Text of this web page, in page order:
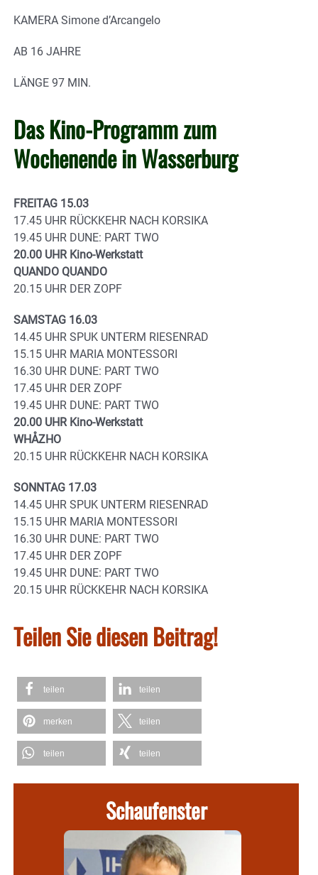
KAMERA Simone d’Arcangelo
AB 16 JAHRE
LÄNGE 97 MIN.
Das Kino-Programm zum
Wochenende in Wasserburg
FREITAG 15.03
17.45 UHR RÜCKKEHR NACH KORSIKA
19.45 UHR DUNE: PART TWO
20.00 UHR Kino-Werkstatt
QUANDO QUANDO
20.15 UHR DER ZOPF
SAMSTAG 16.03
14.45 UHR SPUK UNTERM RIESENRAD
15.15 UHR MARIA MONTESSORI
16.30 UHR DUNE: PART TWO
17.45 UHR DER ZOPF
19.45 UHR DUNE: PART TWO
20.00 UHR Kino-Werkstatt
WHÅZHO
20.15 UHR RÜCKKEHR NACH KORSIKA
SONNTAG 17.03
14.45 UHR SPUK UNTERM RIESENRAD
15.15 UHR MARIA MONTESSORI
16.30 UHR DUNE: PART TWO
17.45 UHR DER ZOPF
19.45 UHR DUNE: PART TWO
20.15 UHR RÜCKKEHR NACH KORSIKA
Teilen Sie diesen Beitrag!
teilen teilen
merken teilen
teilen teilen
Schaufenster